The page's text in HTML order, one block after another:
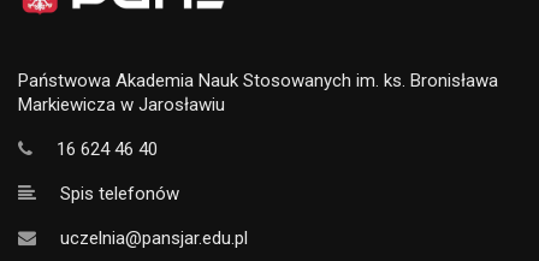
Państwowa Akademia Nauk Stosowanych im. ks. Bronisława
Markiewicza w Jarosławiu
16 624 46 40
Spis telefonów
uczelnia@pansjar.edu.pl